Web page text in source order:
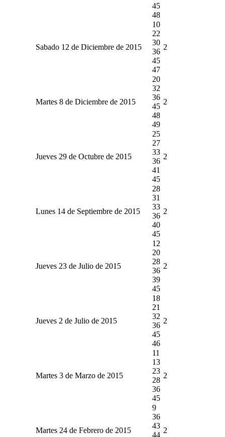
45
48
Sabado 12 de Diciembre de 2015
10
22
30
36
45
47
2
Martes 8 de Diciembre de 2015
20
32
36
45
48
49
2
Jueves 29 de Octubre de 2015
25
27
33
36
41
45
2
Lunes 14 de Septiembre de 2015
28
31
33
36
40
45
2
Jueves 23 de Julio de 2015
12
20
28
36
39
45
2
Jueves 2 de Julio de 2015
18
21
32
36
45
46
2
Martes 3 de Marzo de 2015
11
13
23
28
36
45
2
Martes 24 de Febrero de 2015
9
36
43
44
2